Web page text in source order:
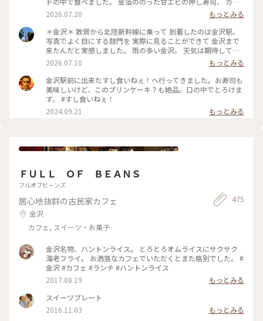
ニ、いくらもすごくおいしかったです。 帰りは琵琶湖が見える
座席に座ったので 日没前の穏やかな景色をずっと眺めていま
した。 たくさん歩いてすごく疲れたけど すごく楽しかった金
沢旅でした。 #ひみつの絶景 #私のことりっぷ旅 #夏の金沢旅
2026 #JR西日本全線乗り放題 #日帰り旅 #ひとり旅 #金沢 #石
2026.07.20
もっとみる
＊金沢＊ 敦賀から北陸新幹線に乗って 到着したのは金沢駅。
写真でよく目にする鼓門を 実際に見ることができて 金沢まで
来たんだと実感しました。 雨の多い金沢。 天気は期待してい
ませんでしたが 穏やかな青空が広がる一日でラッキーでし
た。 #ひみつの絶景 #私のことりっぷ旅 #夏の金沢旅2026 #JR
西日本全線乗り放題 #日帰り旅 #ひとり旅 #金沢 #石川 #ことり
っぷ金沢 #金沢駅 #鼓門
2026.07.10
もっとみる
金沢駅前に出来たすし食いねぇ！へ行ってきました。お寿司も
美味しいけど、このプリンケーキ？も絶品。口の中でとろけま
す。 #すし食いねぇ！
2024.09.21
もっとみる
ＦＵＬＬ ＯＦ ＢＥＡＮＳ
フルオブビーンズ
居心地抜群の古民家カフェ
金沢
カフェ, スイーツ・お菓子
475
金沢名物、ハントンライス。 とろとろオムライスにサクサク
海老フライ。 お洒落なカフェでいただくとまた格別でした。 #
金沢 #カフェ #ランチ #ハントンライス
2017.08.19
もっとみる
スイーツプレート
2016.11.03
もっとみる